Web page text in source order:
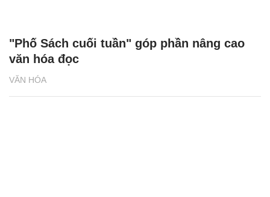
VĂN HÓA
"Phố Sách cuối tuần" góp phần nâng cao
văn hóa đọc